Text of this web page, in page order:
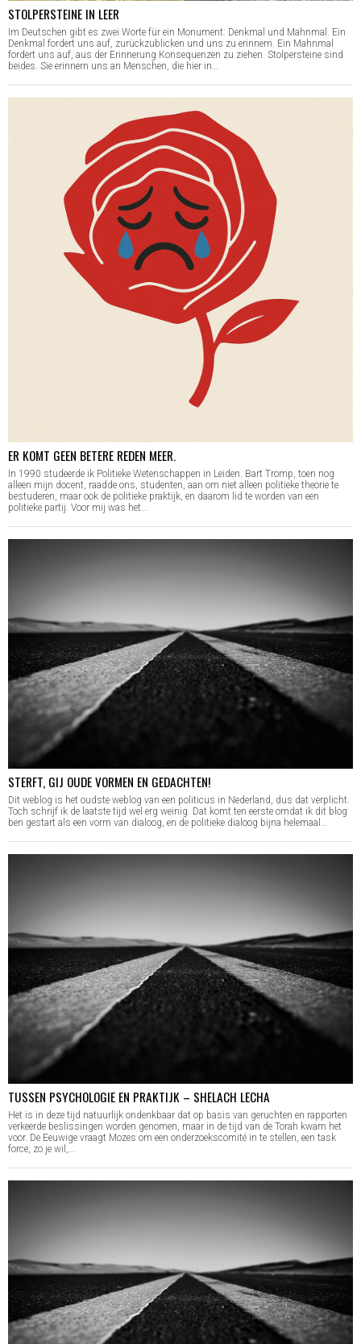
STOLPERSTEINE IN LEER
Im Deutschen gibt es zwei Worte für ein Monument: Denkmal und Mahnmal. Ein
Denkmal fordert uns auf, zurückzublicken und uns zu erinnern. Ein Mahnmal
fordert uns auf, aus der Erinnerung Konsequenzen zu ziehen. Stolpersteine sind
beides. Sie erinnern uns an Menschen, die hier in…
ER KOMT GEEN BETERE REDEN MEER.
In 1990 studeerde ik Politieke Wetenschappen in Leiden. Bart Tromp, toen nog
alleen mijn docent, raadde ons, studenten, aan om niet alleen politieke theorie te
bestuderen, maar ook de politieke praktijk, en daarom lid te worden van een
politieke partij. Voor mij was het…
STERFT, GIJ OUDE VORMEN EN GEDACHTEN!
Dit weblog is het oudste weblog van een politicus in Nederland, dus dat verplicht.
Toch schrijf ik de laatste tijd wel erg weinig. Dat komt ten eerste omdat ik dit blog
ben gestart als een vorm van dialoog, en de politieke dialoog bijna helemaal…
TUSSEN PSYCHOLOGIE EN PRAKTIJK – SHELACH LECHA
Het is in deze tijd natuurlijk ondenkbaar dat op basis van geruchten en rapporten
verkeerde beslissingen worden genomen, maar in de tijd van de Torah kwam het
voor. De Eeuwige vraagt Mozes om een onderzoekscomité in te stellen, een task
force, zo je wil,…